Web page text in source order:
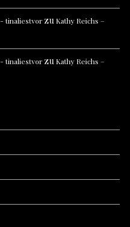
tinaliestvorzu Kathy Reichs –
tinaliestvorzu Kathy Reichs –